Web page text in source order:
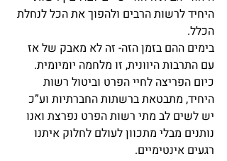
היחיד לרשות הרבים ולהפוך את הכל לנחלת
הכלל.
בימים ההם בזמן הזה- זה לא מאבק של אז
עם התרבות היוונית, זו מלחמה יומיומית.
כיום הפריצה לחיי הפרט וביטול רשות
היחיד, מתבטאת ברשתות החברתיות וע”כ
יש לשים לב מתי רשות הפרט נפרצת ואנו
נותנים מבלי מתכוון לעולם לחלוק איתנו
רגעים אינטימיים.